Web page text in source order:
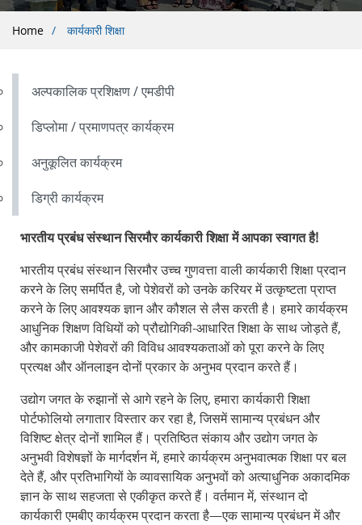
पग
चिन्ह
Home कार्यकारी शिक्षा
अल्पकालिक प्रशिक्षण / एमडीपी
डिप्लोमा / प्रमाणपत्र कार्यक्रम
अनुकूलित कार्यक्रम
डिग्री कार्यक्रम
भारतीय प्रबंध संस्थान सिरमौर कार्यकारी शिक्षा में आपका स्वागत है!
भारतीय प्रबंध संस्थान सिरमौर उच्च गुणवत्ता वाली कार्यकारी शिक्षा प्रदान
करने के लिए समर्पित है, जो पेशेवरों को उनके करियर में उत्कृष्टता प्राप्त
करने के लिए आवश्यक ज्ञान और कौशल से लैस करती है। हमारे कार्यक्रम
आधुनिक शिक्षण विधियों को प्रौद्योगिकी-आधारित शिक्षा के साथ जोड़ते हैं,
और कामकाजी पेशेवरों की विविध आवश्यकताओं को पूरा करने के लिए
प्रत्यक्ष और ऑनलाइन दोनों प्रकार के अनुभव प्रदान करते हैं।
उद्योग जगत के रुझानों से आगे रहने के लिए, हमारा कार्यकारी शिक्षा
पोर्टफोलियो लगातार विस्तार कर रहा है, जिसमें सामान्य प्रबंधन और
विशिष्ट क्षेत्र दोनों शामिल हैं। प्रतिष्ठित संकाय और उद्योग जगत के
अनुभवी विशेषज्ञों के मार्गदर्शन में, हमारे कार्यक्रम अनुभवात्मक शिक्षा पर बल
देते हैं, और प्रतिभागियों के व्यावसायिक अनुभवों को अत्याधुनिक अकादमिक
ज्ञान के साथ सहजता से एकीकृत करते हैं। वर्तमान में, संस्थान दो
कार्यकारी एमबीए कार्यक्रम प्रदान करता है—एक सामान्य प्रबंधन में और